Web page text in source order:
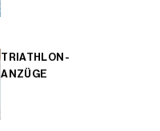
TRIATHLON-
ANZÜGE